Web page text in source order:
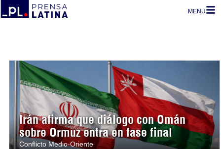
MENU
Irán afirma que diálogo con Omán
sobre Ormuz entra en fase final
Conflicto Medio-Oriente